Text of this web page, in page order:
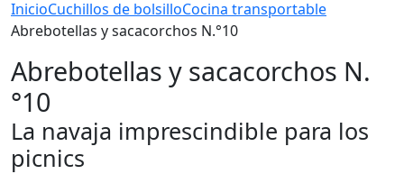
InicioCuchillos de bolsilloCocina transportable
Abrebotellas y sacacorchos N.°10
Abrebotellas y sacacorchos N.
°10
La navaja imprescindible para los
picnics